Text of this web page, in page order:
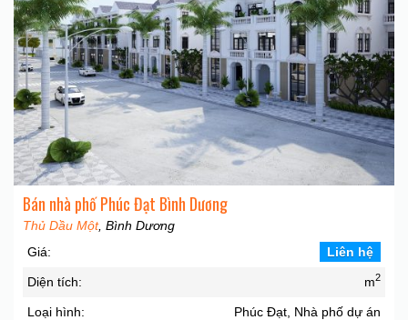
Bán nhà phố Phúc Đạt Bình Dương
Thủ Dầu Một, Bình Dương
Giá:
Liên hệ
Diện tích: m2
Loại hình: Phúc Đạt, Nhà phố dự án